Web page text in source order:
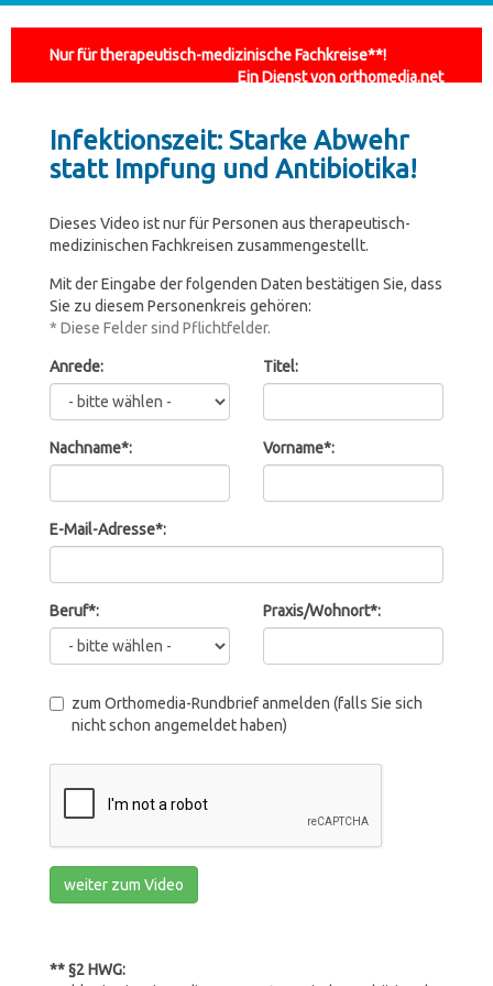
Nur für therapeutisch-medizinische Fachkreise**!
Ein Dienst von orthomedia.net
Infektionszeit: Starke Abwehr
statt Impfung und Antibiotika!
Dieses Video ist nur für Personen aus therapeutisch-
medizinischen Fachkreisen zusammengestellt.
Mit der Eingabe der folgenden Daten bestätigen Sie, dass
Sie zu diesem Personenkreis gehören:
* Diese Felder sind Pflichtfelder.
Anrede: Titel:
Nachname*: Vorname*:
E-Mail-Adresse*:
Beruf*: Praxis/Wohnort*:
zum Orthomedia-Rundbrief anmelden (falls Sie sich
nicht schon angemeldet haben)
weiter zum Video
** §2 HWG: